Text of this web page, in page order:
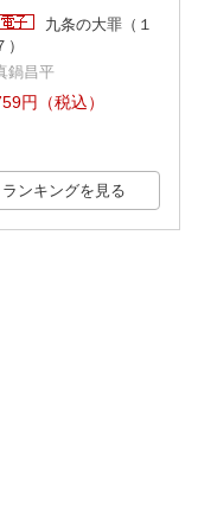
九条の大罪（１
）
鍋昌平
円（税込）
ンキングを見る